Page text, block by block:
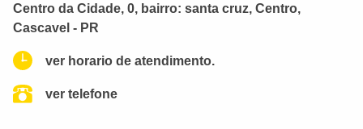
Centro da Cidade, 0, bairro: santa cruz, Centro,
Cascavel - PR
ver horario de atendimento.
ver telefone